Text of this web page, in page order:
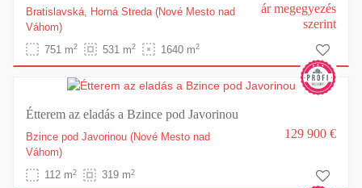
Bratislavská, Horná Streda (Nové Mesto nad
Váhom)
751 m2 531 m2 1640 m2
ár megegyezés
szerint
Étterem az eladás a Bzince pod Javorinou
Bzince pod Javorinou (Nové Mesto nad
Váhom)
112 m2 319 m2
129 900 €